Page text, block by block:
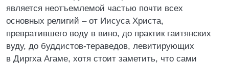
является неотъемлемой частью почти всех
основных религий – от Иисуса Христа,
превратившего воду в вино, до практик гаитянских
вуду, до буддистов-тераведов, левитирующих
в Диргха Агаме, хотя стоит заметить, что сами